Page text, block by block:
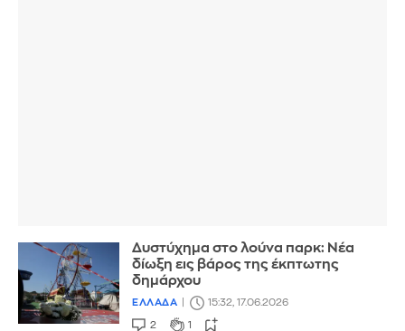
Δυστύχημα στο λούνα παρκ: Νέα
δίωξη εις βάρος της έκπτωτης
δημάρχου
ΕΛΛΑΔΑ 15:32, 17.06.2026
2 1